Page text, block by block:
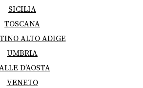
SICILIA
TOSCANA
ALTO ADIGE
UMBRIA
D’AOSTA
VENETO